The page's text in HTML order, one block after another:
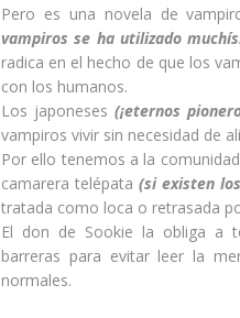
Pero es una novela de
vampiros se ha utilizado
radica en el hecho de que los
con los humanos.
Los japoneses (¡eternos
vampiros vivir sin necesidad de
Por ello tenemos a la
camarera telépata (si existen
tratada como loca o retrasada
El don de Sookie la obliga a
barreras para evitar leer la
normales.